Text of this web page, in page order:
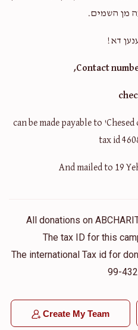
$40
Moshe
$48
Shlomo
מן השמים.
דא!
Contact
can be made payable to
tax id
And mailed to 19
All donations on
The tax ID for this
The international Tax id for
99-
Create My Team